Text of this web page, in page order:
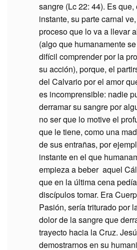
sangre (Lc 22: 44). Es que,
instante, su parte carnal
proceso que lo va a llevar
(algo que humanamente
difícil comprender por la
su acción), porque, el
del Calvario por el amor
es incomprensible: nadie
derramar su sangre por
no ser que lo motive el
que le tiene, como una
de sus entrañas, por
instante en el que
empieza a beber aquel
que en la última cena
discípulos tomar. Era
Pasión, sería triturado por
dolor de la sangre que
trayecto hacia la Cruz.
demostrarnos en su